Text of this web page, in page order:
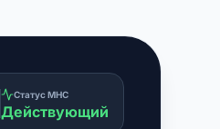
Статус МНС
Действующий